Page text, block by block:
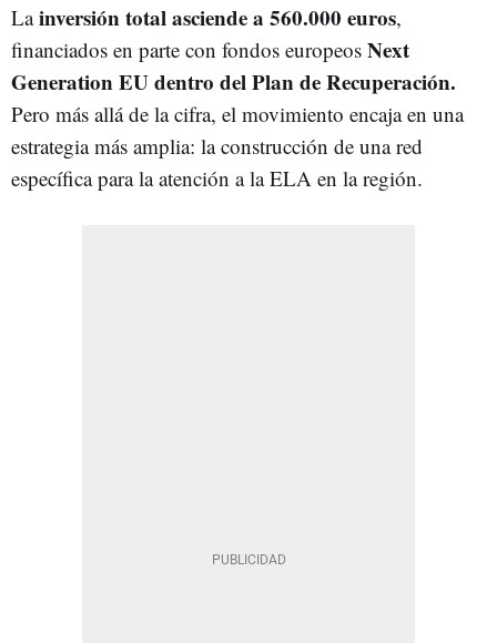
Lainversión total asciende a 560.000 euros,
financiados en parte con fondos europeos Next
Generation EU dentro del Plan de Recuperación.
Pero más allá de la cifra, el movimiento encaja en una
estrategia más amplia: la construcción de una red
específica para la atención a la ELA en la región.